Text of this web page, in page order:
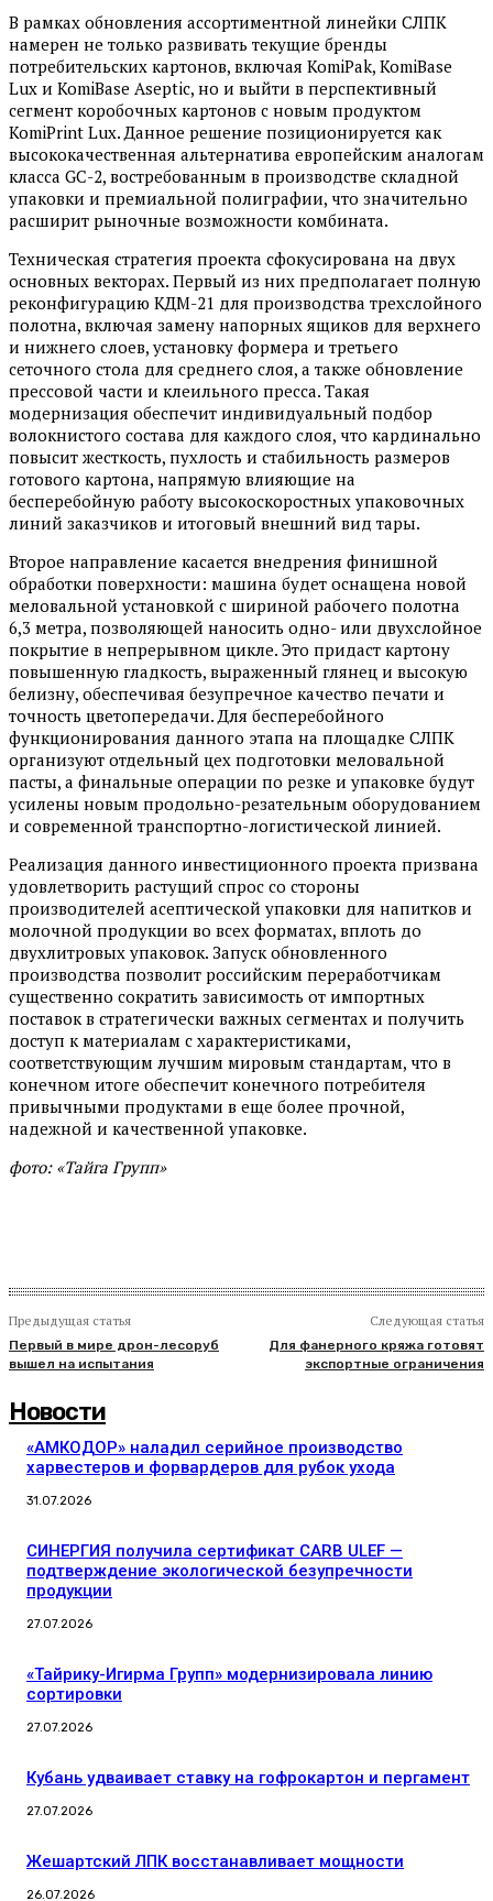
В рамках обновления ассортиментной линейки СЛПК
намерен не только развивать текущие бренды
потребительских картонов, включая KomiPak, KomiBase
Lux и KomiBase Aseptic, но и выйти в перспективный
сегмент коробочных картонов с новым продуктом
KomiPrint Lux. Данное решение позиционируется как
высококачественная альтернатива европейским аналогам
класса GC-2, востребованным в производстве складной
упаковки и премиальной полиграфии, что значительно
расширит рыночные возможности комбината.
Техническая стратегия проекта сфокусирована на двух
основных векторах. Первый из них предполагает полную
реконфигурацию КДМ-21 для производства трехслойного
полотна, включая замену напорных ящиков для верхнего
и нижнего слоев, установку формера и третьего
сеточного стола для среднего слоя, а также обновление
прессовой части и клеильного пресса. Такая
модернизация обеспечит индивидуальный подбор
волокнистого состава для каждого слоя, что кардинально
повысит жесткость, пухлость и стабильность размеров
готового картона, напрямую влияющие на
бесперебойную работу высокоскоростных упаковочных
линий заказчиков и итоговый внешний вид тары.
Второе направление касается внедрения финишной
обработки поверхности: машина будет оснащена новой
меловальной установкой с шириной рабочего полотна
6,3 метра, позволяющей наносить одно- или двухслойное
покрытие в непрерывном цикле. Это придаст картону
повышенную гладкость, выраженный глянец и высокую
белизну, обеспечивая безупречное качество печати и
точность цветопередачи. Для бесперебойного
функционирования данного этапа на площадке СЛПК
организуют отдельный цех подготовки меловальной
пасты, а финальные операции по резке и упаковке будут
усилены новым продольно-резательным оборудованием
и современной транспортно-логистической линией.
Реализация данного инвестиционного проекта призвана
удовлетворить растущий спрос со стороны
производителей асептической упаковки для напитков и
молочной продукции во всех форматах, вплоть до
двухлитровых упаковок. Запуск обновленного
производства позволит российским переработчикам
существенно сократить зависимость от импортных
поставок в стратегически важных сегментах и получить
доступ к материалам с характеристиками,
соответствующим лучшим мировым стандартам, что в
конечном итоге обеспечит конечного потребителя
привычными продуктами в еще более прочной,
надежной и качественной упаковке.
фото: «Тайга Групп»
Предыдущая статья
Первый в мире дрон-лесоруб
вышел на испытания
Следующая статья
Для фанерного кряжа готовят
экспортные ограничения
Новости
«АМКОДОР» наладил серийное производство
харвестеров и форвардеров для рубок ухода
31.07.2026
СИНЕРГИЯ получила сертификат CARB ULEF —
подтверждение экологической безупречности
продукции
27.07.2026
«Тайрику-Игирма Групп» модернизировала линию
сортировки
27.07.2026
Кубань удваивает ставку на гофрокартон и пергамент
27.07.2026
Жешартский ЛПК восстанавливает мощности
26.07.2026